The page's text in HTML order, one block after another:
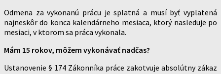
Odmena za vykonanú prácu je splatná a musí byť vyplatená
najneskôr do konca kalendárneho mesiaca, ktorý nasleduje po
mesiaci, v ktorom sa práca vykonala.
Mám 15 rokov, môžem vykonávať nadčas?
Ustanovenie § 174 Zákonníka práce zakotvuje absolútny zákaz